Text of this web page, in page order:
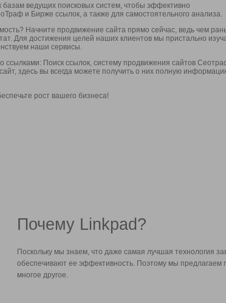
ведущих поисковых систем, чтобы эффективно
и Бирже ссылок, а также для самостоятельного анализа.
Начните продвижение сайта прямо сейчас, ведь чем
Для достижения целей наших клиентов мы пристально
наши сервисы.
Поиск ссылок, систему продвижения сайтов
здесь вы всегда можете получить о них полную
рост вашего бизнеса!
Почему Linkpad?
Поскольку мы знаем, что даже самая лучшая технология
обеспечивают ее эффективность. Поэтому мы предлагаем
многое другое.